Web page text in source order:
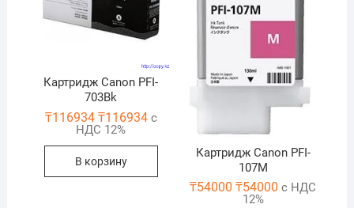
Картридж Canon PFI-
703Bk
₸116934 ₸116934с
НДС 12%
В корзину
Картридж Canon PFI-
107M
₸54000 ₸54000 с НДС
12%